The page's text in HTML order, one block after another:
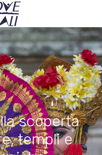
scoperta
templi e